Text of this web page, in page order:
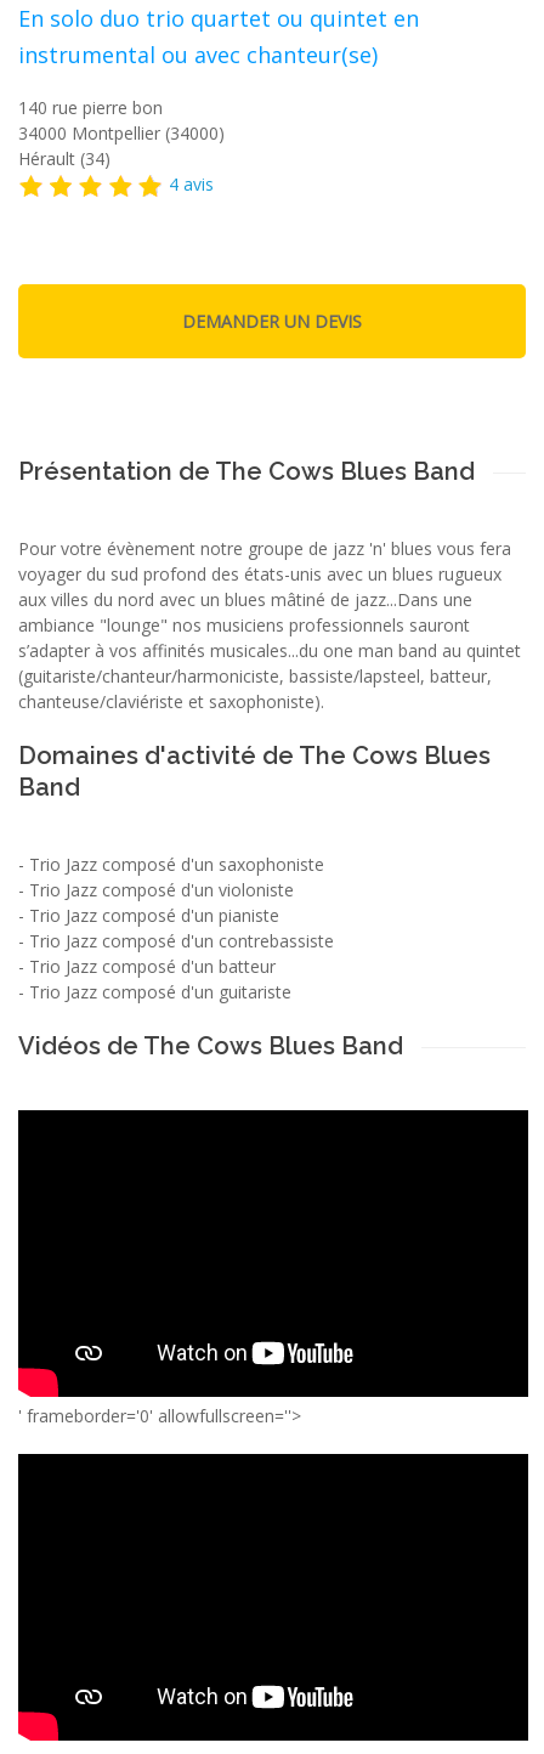
En solo duo trio quartet ou quintet en
instrumental ou avec chanteur(se)
140 rue pierre bon
34000 Montpellier (34000)
Hérault (34)
4 avis
Présentation de The Cows Blues Band
Pour votre évènement notre groupe de jazz 'n' blues vous fera
voyager du sud profond des états-unis avec un blues rugueux
aux villes du nord avec un blues mâtiné de jazz...Dans une
ambiance "lounge" nos musiciens professionnels sauront
s’adapter à vos affinités musicales...du one man band au quintet
(guitariste/chanteur/harmoniciste, bassiste/lapsteel, batteur,
chanteuse/claviériste et saxophoniste).
Domaines d'activité de The Cows Blues
Band
- Trio Jazz composé d'un saxophoniste
- Trio Jazz composé d'un violoniste
- Trio Jazz composé d'un pianiste
- Trio Jazz composé d'un contrebassiste
- Trio Jazz composé d'un batteur
- Trio Jazz composé d'un guitariste
Vidéos de The Cows Blues Band
' frameborder='0' allowfullscreen=''>